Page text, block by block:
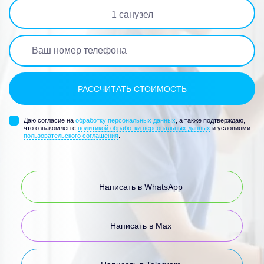
1 санузел
Даю согласие на обработку персональных данных , а также подтверждаю,
что ознакомлен с политикой обработки персональных данных и условиями
пользовательского соглашения
Написать в WhatsApp
Написать в Max